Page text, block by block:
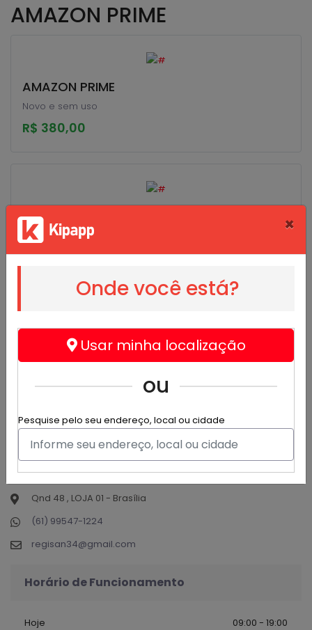
×
Onde você está?
Usar minha localização
ou
Pesquise pelo seu endereço, local ou cidade
AMAZON PRIME
AMAZON PRIME
Novo e sem uso
R$ 380,00
Jdjdjdkdke
Mdmdkdkdk
R$ 998,73
@hcnarguiles
Serviços - Tabacaria
Narguilés Acessórios E muitos mais
Qnd 48 , LOJA 01 - Brasília
(61) 99547-1224
regisan34@gmail.com
Horário de Funcionamento
Hoje 09:00 - 19:00